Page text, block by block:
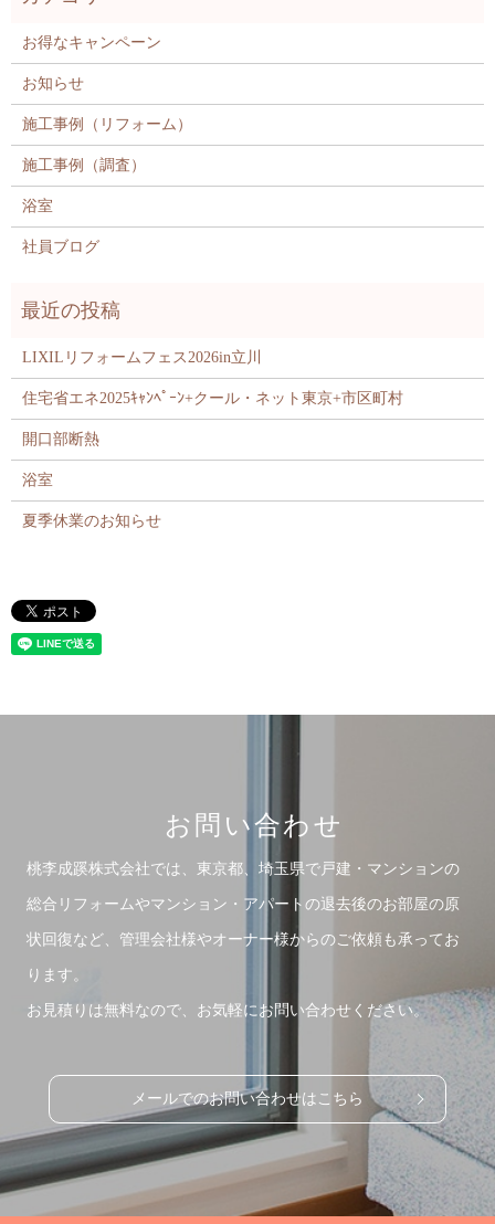
お得なキャンペーン
お知らせ
施工事例（リフォーム）
施工事例（調査）
浴室
社員ブログ
LIXILリフォームフェス2026in立川
住宅省エネ2025ｷｬﾝﾍﾟｰﾝ+クール・ネット東京+市区町村
開口部断熱
浴室
夏季休業のお知らせ
お問い合わせ
桃李成蹊株式会社では、東京都、埼玉県で戸建・マンションの
総合リフォームやマンション・アパートの退去後のお部屋の原
状回復など、管理会社様やオーナー様からのご依頼も承ってお
ります。
お見積りは無料なので、お気軽にお問い合わせください。
メールでのお問い合わせはこちら